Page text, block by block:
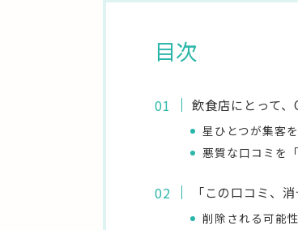
目次
飲食店にとって
星ひとつが集客
悪質な口コミを
「この口コミ、
削除される可能